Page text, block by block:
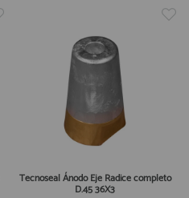
Tecnoseal Ánodo Eje Radice completo
D.45 36X3